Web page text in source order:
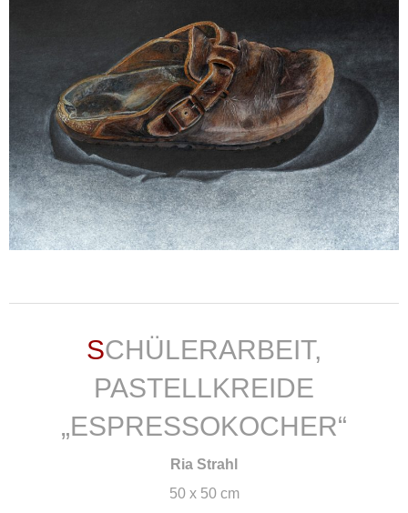
SCHÜLERARBEIT,
PASTELLKREIDE
„ESPRESSOKOCHER“
Ria Strahl
50 x 50 cm